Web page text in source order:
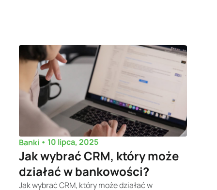
Banki • 10 lipca, 2025
Jak wybrać CRM, który może
działać w bankowości?
Jak wybrać CRM, który może działać w